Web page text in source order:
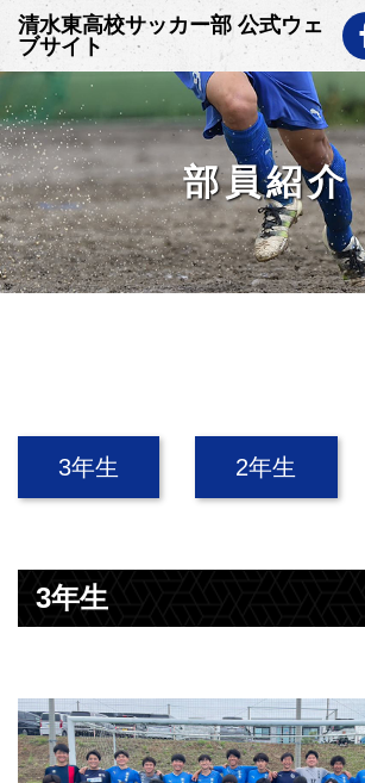
Skip
to
content
清水東高校サッカー部 公式ウェ
ブサイト
部員紹介
3年生 2年生
3年生